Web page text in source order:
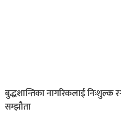
बुद्धशान्तिका नागरिकलाई
सम्झौता